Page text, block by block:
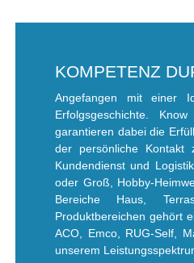
KOMPETENZ
Angefangen mit einer
Erfolgsgeschichte.
garantieren dabei die
der persönliche
Kundendienst und
oder Groß, Hobby-
Bereiche Haus,
Produktbereichen gehört
ACO, Emco, RUG-Self,
unserem